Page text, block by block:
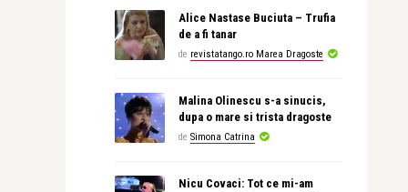
Alice Nastase Buciuta – Trufia
de a fi tanar
de revistatango.ro Marea Dragoste
Malina Olinescu s-a sinucis,
dupa o mare si trista dragoste
de Simona Catrina
Nicu Covaci: Tot ce mi-am